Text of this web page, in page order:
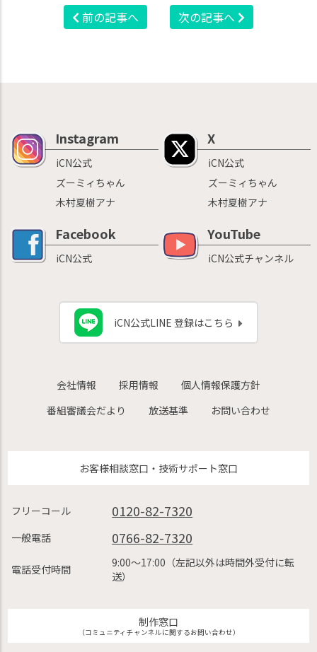
前の記事へ 次の記事へ
Instagram
iCN公式
ズーミィちゃん
木村夏樹アナ
X
iCN公式
ズーミィちゃん
木村夏樹アナ
Facebook
iCN公式
YouTube
iCN公式チャンネル
iCN公式LINE 登録はこちら
会社情報 採用情報
個人情報保護方針
番組審議会だより
放送基準 お問い合わせ
お客様相談窓口・技術サポート窓口
フリーコール 0120-82-7320
一般電話 0766-82-7320
電話受付時間
9:00〜17:00（左記以外は時間外受付に転
送）
制作窓口
（コミュニティチャンネルに関するお問い合わせ）